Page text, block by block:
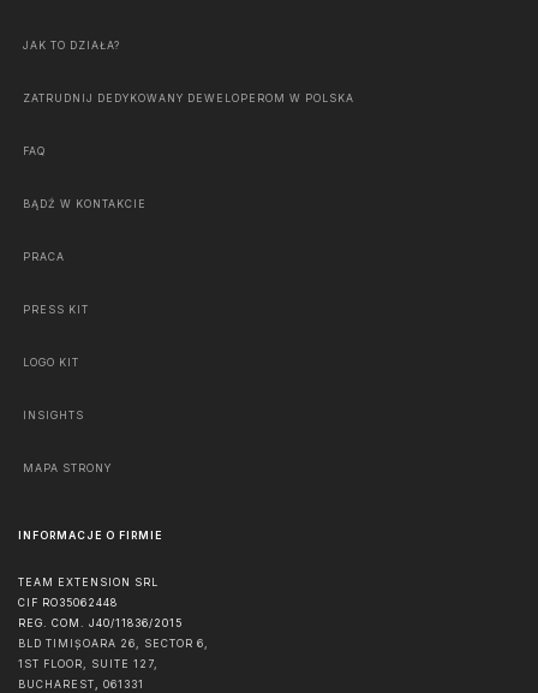
JAK TO DZIAŁA?
ZATRUDNIJ DEDYKOWANY DEWELOPEROM W POLSKA
FAQ
BĄDŹ W KONTAKCIE
PRACA
PRESS KIT
LOGO KIT
INSIGHTS
MAPA STRONY
INFORMACJE O FIRMIE
TEAM EXTENSION SRL
CIF RO35062448
REG. COM. J40/11836/2015
BLD TIMIȘOARA 26, SECTOR 6,
1ST FLOOR, SUITE 127,
BUCHAREST, 061331